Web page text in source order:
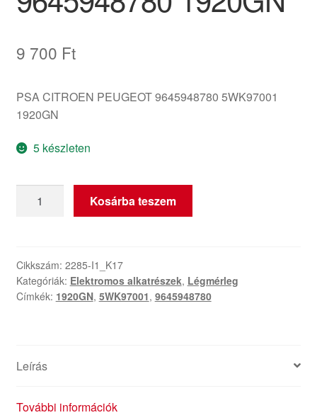
9 700 Ft
PSA CITROEN PEUGEOT 9645948780 5WK97001
1920GN
5 készleten
Légmennyiség-
mérő
5WK97001
9645948780
1920GN
Kosárba teszem
Cikkszám: 2285-I1_K17
Kategóriák: Elektromos alkatrészek, Légmérleg
Címkék: 1920GN, 5WK97001, 9645948780
Leírás
További információk